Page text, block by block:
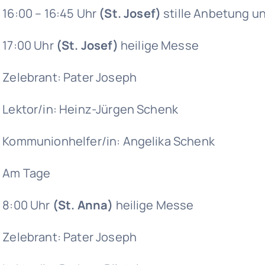
16:00 – 16:45 Uhr (St. Josef) stille Anbetung
17:00 Uhr(St. Josef) heilige Messe
Zelebrant: Pater Joseph
Lektor/in: Heinz-Jürgen Schenk
Kommunionhelfer/in: Angelika Schenk
Am Tage
8:00 Uhr (St. Anna) heilige Messe
Zelebrant: Pater Joseph